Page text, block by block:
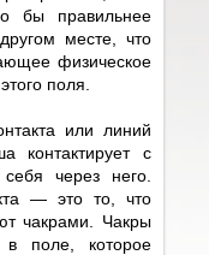
бы правильнее
месте, что
физическое
поля.
или линий
контактирует с
через него.
— это то, что
чакрами. Чакры
в поле, которое